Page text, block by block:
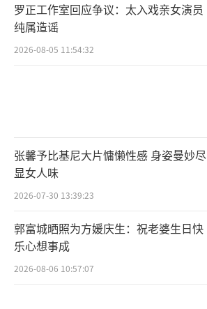
罗正工作室回应争议：太入戏亲女演员
纯属造谣
2026-08-05 11:54:32
张馨予比基尼大片慵懒性感 身姿曼妙尽
显女人味
2026-07-30 13:39:23
郭富城晒照为方媛庆生：祝老婆生日快
乐心想事成
2026-08-06 10:57:07